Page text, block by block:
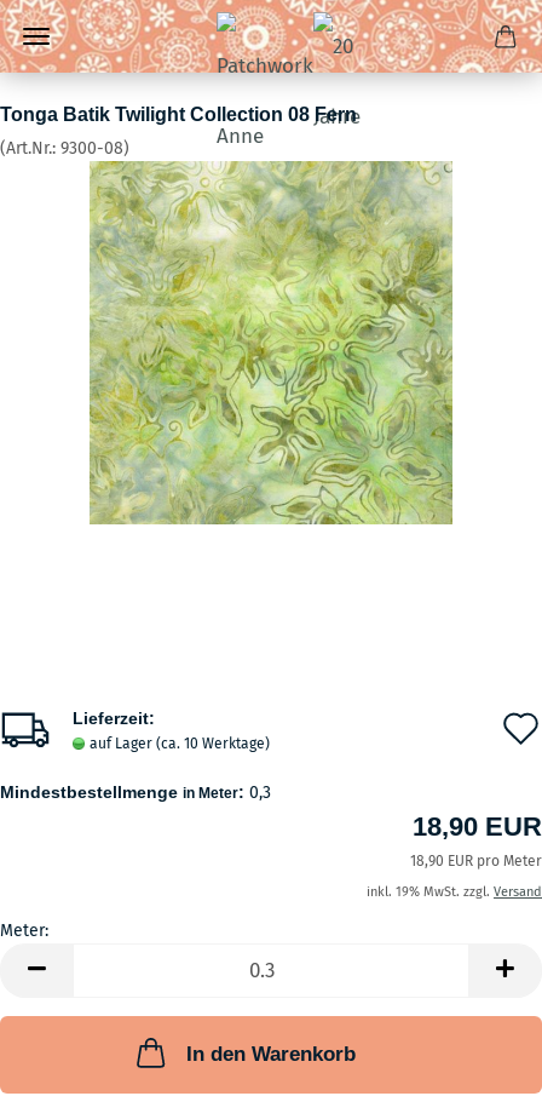
Tonga Batik Twilight Collection 08 Fern
(Art.Nr.: 9300-08)
Lieferzeit:
auf Lager (ca. 10 Werktage)
Mindestbestellmenge in Meter: 0,3
18,90 EUR
18,90 EUR pro Meter
inkl. 19% MwSt. zzgl. Versand
Meter:
In den Warenkorb